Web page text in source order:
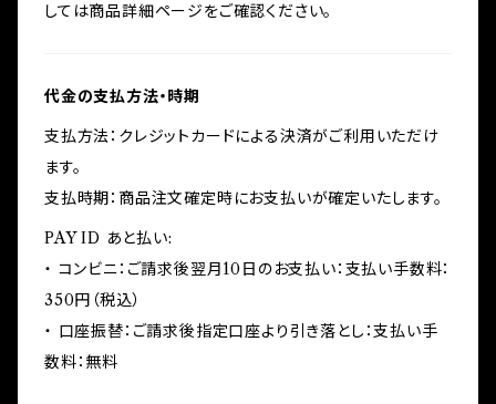
しては商品詳細ページをご確認ください。
代金の支払方法・時期
支払方法：クレジットカードによる決済がご利用いただけ
ます。
支払時期：商品注文確定時にお支払いが確定いたします。
PAY ID あと払い:
・ コンビニ：ご請求後翌月10日のお支払い：支払い手数料：
350円（税込）
・ 口座振替：ご請求後指定口座より引き落とし：支払い手
数料：無料